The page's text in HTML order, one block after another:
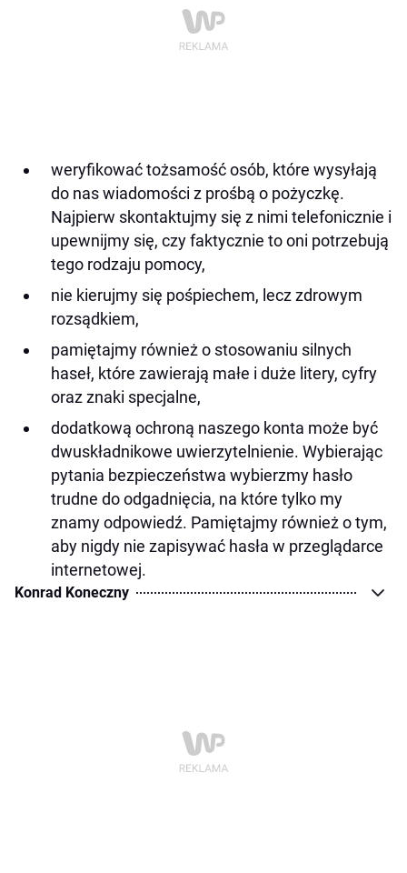
weryfikować tożsamość osób, które wysyłają
do nas wiadomości z prośbą o pożyczkę.
Najpierw skontaktujmy się z nimi telefonicznie i
upewnijmy się, czy faktycznie to oni potrzebują
tego rodzaju pomocy,
nie kierujmy się pośpiechem, lecz zdrowym
rozsądkiem,
pamiętajmy również o stosowaniu silnych
haseł, które zawierają małe i duże litery, cyfry
oraz znaki specjalne,
dodatkową ochroną naszego konta może być
dwuskładnikowe uwierzytelnienie. Wybierając
pytania bezpieczeństwa wybierzmy hasło
trudne do odgadnięcia, na które tylko my
znamy odpowiedź. Pamiętajmy również o tym,
aby nigdy nie zapisywać hasła w przeglądarce
internetowej.
Konrad Koneczny